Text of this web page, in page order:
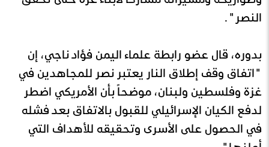
النصر".
بدوره، قال عضو رابطة علماء اليمن فؤاد ناجي، إن
"اتفاق وقف إطلاق النار يعتبر نصر للمجاهدين في
غزة وفلسطين ولبنان، موضحاً بأن الأمريكي اضطر
لدفع الكيان الإسرائيلي للقبول بالاتفاق بعد فشله
في الحصول على الأسرى وتحقيقه للأهداف التي